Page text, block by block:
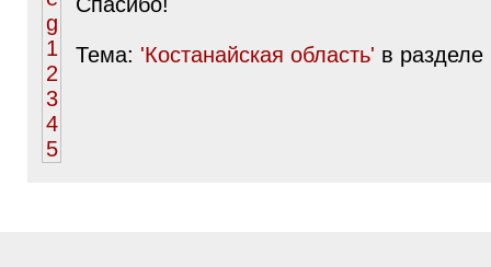
Тема: 'Костанайская область' в разделе